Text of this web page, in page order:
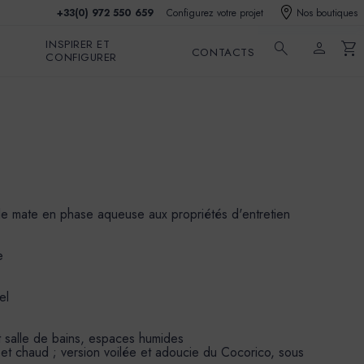
+33(0) 972 550 659 Configurez votre projet Nos boutiques
INSPIRER ET
CONFIGURER
CONTACTS search person shopping_cart
mate en phase aqueuse aux propriétés d'entretien
de bains, espaces humides
chaud ; version voilée et adoucie du Cocorico, sous